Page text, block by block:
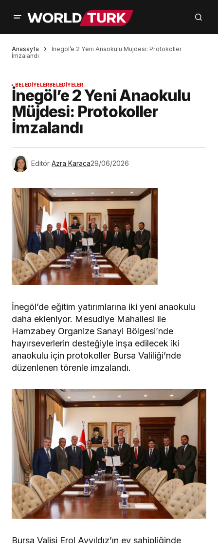
Anasayfa
İnegöl’e 2 Yeni Anaokulu Müjdesi: Protokoller
İmzalandı
BELEDİYELERBELEDİYELER
İnegöl’e 2 Yeni Anaokulu
Müjdesi: Protokoller
İmzalandı
Editör Azra Karaca29/06/2026
İnegöl’de eğitim yatırımlarına iki yeni anaokulu
daha ekleniyor. Mesudiye Mahallesi ile
Hamzabey Organize Sanayi Bölgesi’nde
hayırseverlerin desteğiyle inşa edilecek iki
anaokulu için protokoller Bursa Valiliği’nde
düzenlenen törenle imzalandı.
Bursa Valisi Erol Ayyıldız’ın ev sahipliğinde